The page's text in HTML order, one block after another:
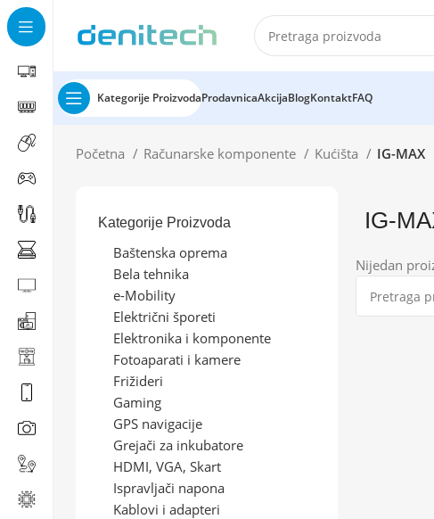
Kategorije ProizvodaProdavnicaAkcijaBlogKontaktFAQ
Početna Računarske komponente Kućišta IG-MAX
Kategorije Proizvoda
Baštenska oprema
Bela tehnika
e-Mobility
Električni šporeti
Elektronika i komponente
Fotoaparati i kamere
Frižideri
Gaming
GPS navigacije
Grejači za inkubatore
HDMI, VGA, Skart
Ispravljači napona
Kablovi i adapteri
IG-
Nijedan